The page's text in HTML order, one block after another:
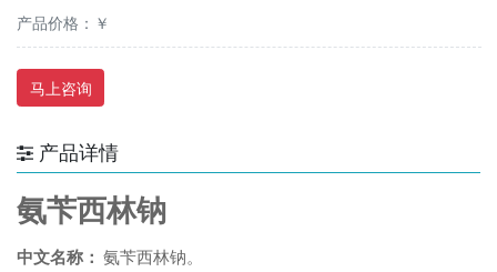
产品价格：￥
马上咨询
产品详情
氨苄西林钠
中文名称： 氨苄西林钠。